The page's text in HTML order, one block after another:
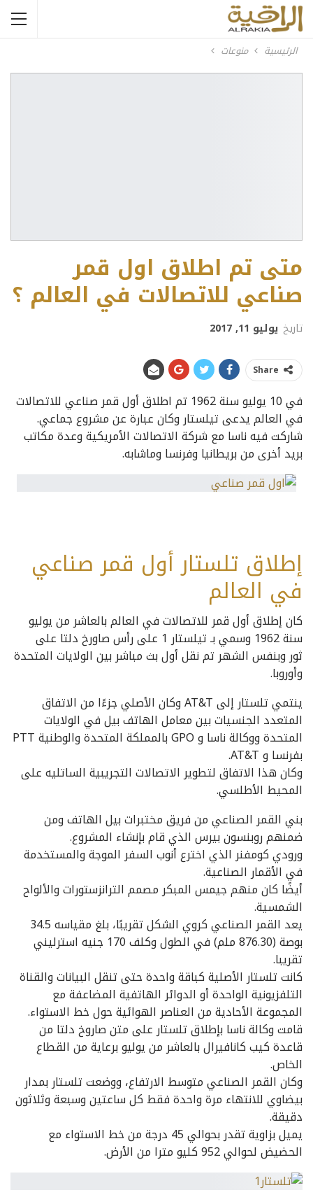
الرئيسية منوعات
متى تم اطلاق اول قمر
صناعي للاتصالات في العالم ؟
تاريخ يوليو 11, 2017
Share
في 10 يوليو سنة 1962 تم اطلاق أول قمر صناعي للاتصالات
في العالم يدعى تيلستار وكان عبارة عن مشروع جماعي.
شاركت فيه ناسا مع شركة الاتصالات الأمريكية وعدة مكاتب
بريد أخرى من بريطانيا وفرنسا وماشابه.
إطلاق تلستار أول قمر صناعي
في العالم
كان إطلاق أول قمر للاتصالات في العالم بالعاشر من يوليو
سنة 1962 وسمي بـ تيلستار 1 على رأس صاورخ دلتا على
ثور وبنفس الشهر تم نقل أول بث مباشر بين الولايات المتحدة
وأوروبا.
ينتمي تلستار إلى AT&T وكان الأصلي جزءًا من الاتفاق
المتعدد الجنسيات بين معامل الهاتف بيل في الولايات
المتحدة ووكالة ناسا و GPO بالمملكة المتحدة والوطنية PTT
بفرنسا و AT&T.
وكان هذا الاتفاق لتطوير الاتصالات التجريبية الساتليه على
المحيط الأطلسي.
بني القمر الصناعي من فريق مختبرات بيل الهاتف ومن
ضمنهم روبنسون بيرس الذي قام بإنشاء المشروع.
ورودي كومفنر الذي اخترع أنوب السفر الموجة والمستخدمة
في الأقمار الصناعية.
أيضًا كان منهم جيمس المبكر مصمم الترانزستورات والألواح
الشمسية.
يعد القمر الصناعي كروي الشكل تقريبًا، بلغ مقياسه 34.5
بوصة (876.30 ملم) في الطول وكلف 170 جنيه استرليني
تقريبا.
كانت تلستار الأصلية كباقة واحدة حتى تنقل البيانات والقناة
التلفزيونية الواحدة أو الدوائر الهاتفية المضاعفة مع
المجموعة الأحادية من العناصر الهوائية حول خط الاستواء.
قامت وكالة ناسا بإطلاق تلستار على متن صاروخ دلتا من
قاعدة كيب كانافيرال بالعاشر من يوليو برعاية من القطاع
الخاص.
وكان القمر الصناعي متوسط الارتفاع، ووضعت تلستار بمدار
بيضاوي للانتهاء مرة واحدة فقط كل ساعتين وسبعة وثلاثون
دقيقة.
يميل بزاوية تقدر بحوالي 45 درجة من خط الاستواء مع
الحضيض لحوالي 952 كليو مترا من الأرض.